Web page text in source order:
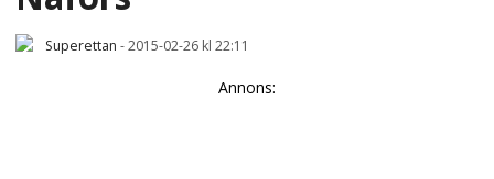
Superettan -2015-02-26 kl 22:11
Annons: